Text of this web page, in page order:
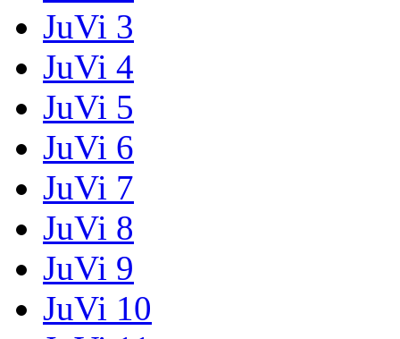
JuVi 3
JuVi 4
JuVi 5
JuVi 6
JuVi 7
JuVi 8
JuVi 9
JuVi 10